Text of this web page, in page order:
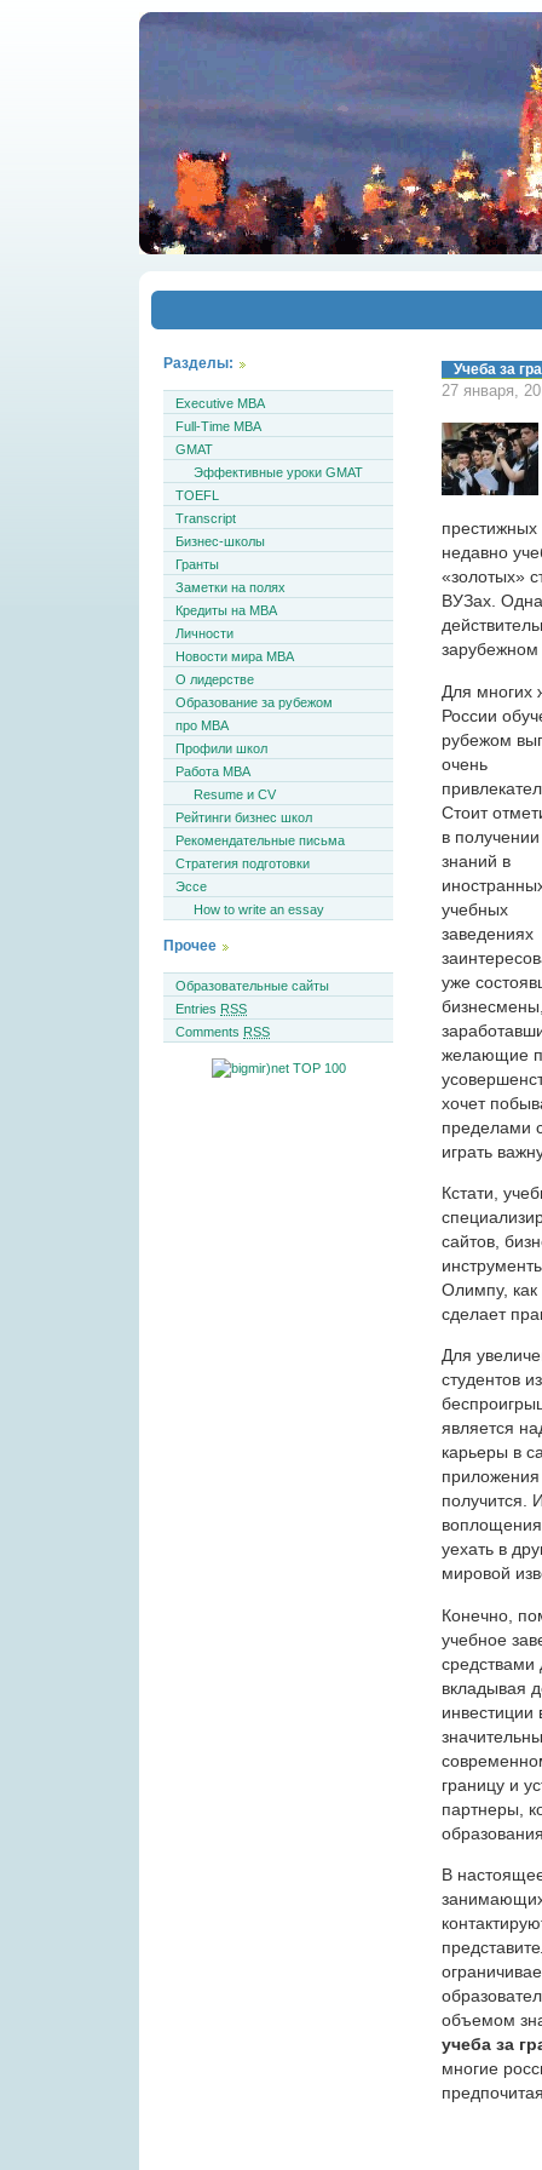
Учеба за
27 января,
недавно
«золотых»
ВУЗах.
Для многих
России
рубежом
очень
Стоит
в
знаний в
учебных
заведениях
уже
желающие
хочет
пределами
играть
Кстати,
сайтов,
Олимпу, как
сделает
Для
студентов
является
карьеры в
приложения
получится.
уехать в
мировой
Конечно,
учебное
средствами
вкладывая
инвестиции
границу и
партнеры,
В
объемом
учеба за
многие
Разделы:
Executive MBA
Full-Time MBA
GMAT
Эффективные уроки GMAT
TOEFL
Transcript
Бизнес-школы
Гранты
Заметки на полях
Кредиты на MBA
Личности
Новости мира MBA
О лидерстве
Образование за рубежом
про MBA
Профили школ
Работа MBA
Resume и CV
Рейтинги бизнес школ
Рекомендательные письма
Стратегия подготовки
Эссе
How to write an essay
Прочее
Образовательные сайты
Entries RSS
Comments RSS